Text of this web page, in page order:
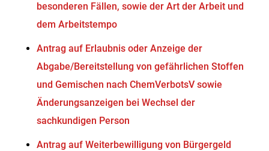
besonderen Fällen, sowie der Art der Arbeit und
dem Arbeitstempo
Antrag auf Erlaubnis oder Anzeige der
Abgabe/Bereitstellung von gefährlichen Stoffen
und Gemischen nach ChemVerbotsV sowie
Änderungsanzeigen bei Wechsel der
sachkundigen Person
Antrag auf Weiterbewilligung von Bürgergeld